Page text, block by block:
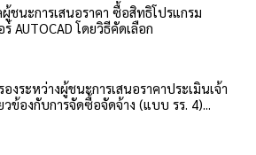
ชนะการเสนอราคา ซื้อสิทธิโปรแกรม
AUTOCAD โดยวิธีคัดเลือก
องระหว่างผู้ชนะการเสนอราคาประเมินเจ้า
ข้องกับการจัดซื้อจัดจ้าง (แบบ รร. 4)...